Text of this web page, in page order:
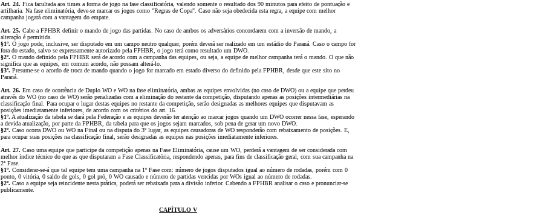
Art. 24. Fica facultada aos times a forma de jogo na fase classificatória, valendo somente o resultado dos 90 minutos para efeito de pontuação e
artilharia. Na fase eliminatória, deve-se marcar os jogos como "Regras de Copa". Caso não seja obedecida esta regra, a equipe com melhor
campanha jogará com a vantagem do empate.
Art. 25. Cabe a FPHBR definir o mando de jogo das partidas. No caso de ambos os adversários concordarem com a inversão de mando, a
alteração é permitida.
§1º. O jogo pode, inclusive, ser disputado em um campo neutro qualquer, porém deverá ser realizado em um estádio do Paraná. Caso o campo for
fora do estado, salvo se expressamente autorizado pela FPHBR, o jogo terá como resultado um DWO.
§2º. O mando definido pela FPHBR será de acordo com a campanha das equipes, ou seja, a equipe de melhor campanha terá o mando. O que não
significa que as equipes, em comum acordo, não possam alterá-lo.
§3º. Presume-se o acordo de troca de mando quando o jogo for marcado em estado diverso do definido pela FPHBR, desde que este sito no
Paraná.
Art. 26. Em caso de ocorrência de Duplo WO e WO na fase eliminatória, ambas as equipes envolvidas (no caso de DWO) ou a equipe que perdeu
através do WO (no caso de WO) serão penalizadas com a eliminação do restante da competição, disputando apenas as posições intermediárias na
classificação final. Para ocupar o lugar destas equipes no restante da competição, serão designadas as melhores equipes que disputavam as
posições imediatamente inferiores, de acordo com os critérios do art. 16.
§1º. A atualização da tabela se dará pela Federação e as equipes deverão ter atenção ao marcar jogos quando um DWO ocorrer nessa fase, esperando
a devida atualização, por parte da FPHBR, da tabela para que os jogos sejam marcados, sob pena de gerar um novo DWO.
§2º. Caso ocorra DWO ou WO na Final ou na disputa do 3º lugar, as equipes causadoras de WO responderão com rebaixamento de posições. E,
para ocupar suas posições na classificação final, serão designadas as equipes nas posições imediatamente inferiores.
Art. 27. Caso uma equipe que participe da competição apenas na Fase Eliminatória, cause um WO, perderá a vantagem de ser considerada com
melhor índice técnico do que as que disputaram a Fase Classificatória, respondendo apenas, para fins de classificação geral, com sua campanha na
2ª Fase.
§1º. Considerar-se-á que tal equipe tem uma campanha na 1ª Fase com: número de jogos disputados igual ao número de rodadas, porém com 0
ponto, 0 vitória, 0 saldo de gols, 0 gol pró, 0 WO causado e número de partidas vencidas por WOs igual ao número de rodadas.
§2º. Caso a equipe seja reincidente nesta prática, poderá ser rebaixada para a divisão inferior. Cabendo a FPHBR analisar o caso e pronunciar-se
publicamente.
CAPÍTULO V